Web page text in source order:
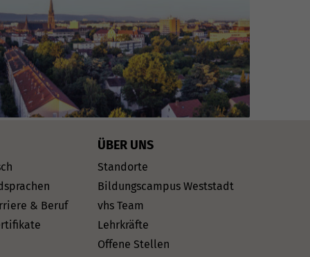
& Beruf
ÜBER UNS
Standorte
Bildungscampus Weststadt
vhs Team
Lehrkräfte
Offene Stellen